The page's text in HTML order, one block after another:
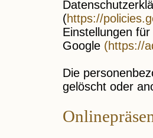
(https://
Einstellungen
Google (https://
Die
gelöscht oder